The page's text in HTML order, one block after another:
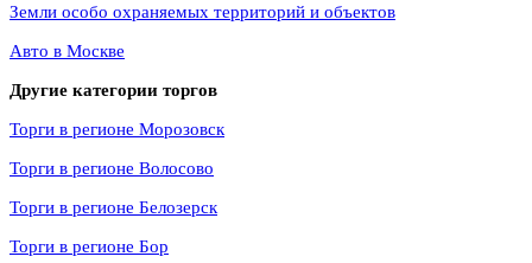
Земли особо охраняемых территорий и объектов
Авто в Москве
Другие категории торгов
Торги в регионе Морозовск
Торги в регионе Волосово
Торги в регионе Белозерск
Торги в регионе Бор